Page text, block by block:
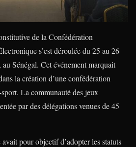
de la Confédération
s’est déroulée du 25 au 26
Sénégal. Cet événement marquait
la création d’une confédération
La communauté des jeux
par des délégations venues de 45
avait pour objectif d’adopter les statuts